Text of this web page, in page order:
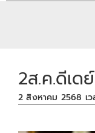
2ส.ค.ดีเด
2 สิงหาคม 2568 เว